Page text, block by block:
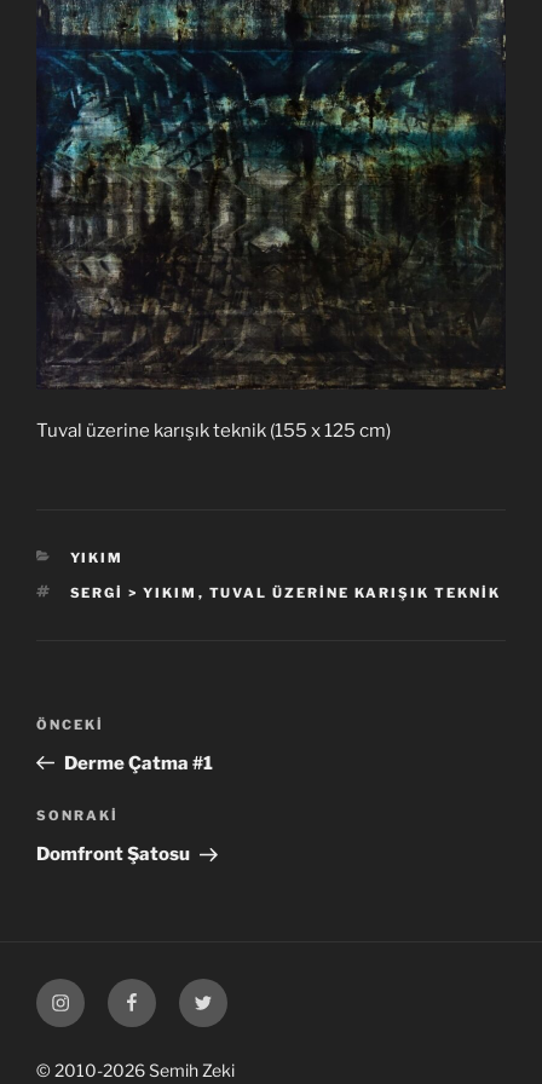
Tuval üzerine karışık teknik (155 x 125 cm)
KATEGORILER
YIKIM
ETIKETLER
SERGI > YIKIM , TUVAL ÜZERINE KARIŞIK TEKNIK
Yazı
Önceki
Yazı
ÖNCEKI
Derme Çatma #1
Sonraki
Yazı
SONRAKI
Domfront Şatosu
Instagram
Profilim
Facebook
Profilim
Twitter
Profilim
© 2010-2026 Semih Zeki